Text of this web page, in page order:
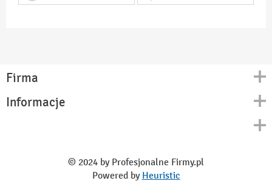
Firma
Kontakt
Informacje
© 2024 by Profesjonalne Firmy.pl
Powered by Heuristic